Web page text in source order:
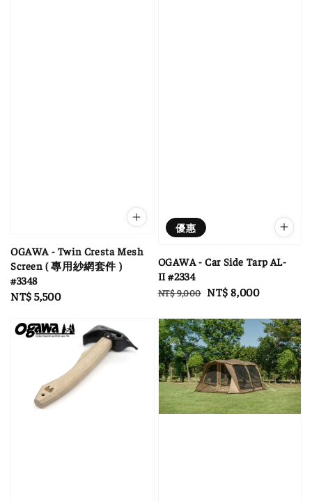
OGAWA - Twin Cresta Mesh
Screen ( 專用紗網套件 )
#3348
Regular
NT$ 5,500
優惠
OGAWA - Car Side Tarp AL-
II #2334
Regular
NT$ 9,000 Sale
NT$ 8,000